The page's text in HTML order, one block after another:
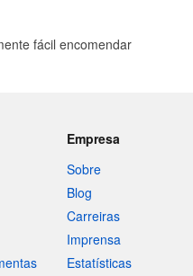
fácil encomendar
Empresa
Sobre
Blog
Carreiras
Imprensa
Estatísticas